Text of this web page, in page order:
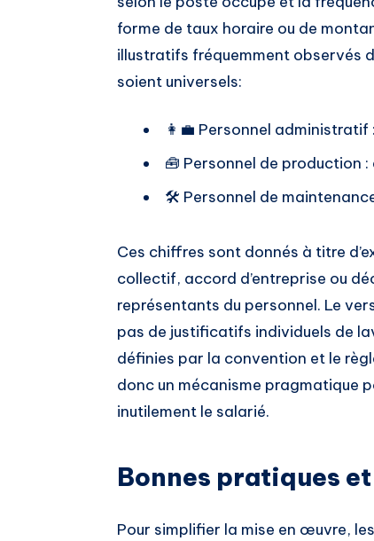
forme de taux horaire ou de
illustratifs fréquemment observés
soient universels:
👩‍💼 Personnel
🧰 Personnel de production
🛠️ Personnel de
Ces chiffres sont donnés à titre
collectif, accord d’entreprise ou
représentants du personnel. Le
pas de justificatifs individuels de
définies par la convention et le
donc un mécanisme pragmatique
inutilement le salarié.
Bonnes pratiques
Pour simplifier la mise en œuvre,